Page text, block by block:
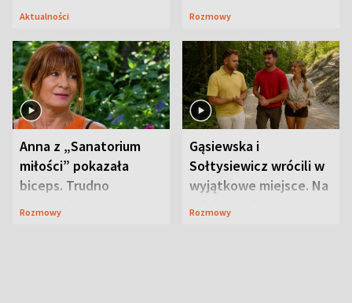
Aktualności
zapowiada
Rozmowy
Anna z „Sanatorium
miłości” pokazała
biceps. Trudno
uwierzyć, co przeszła
Rozmowy
Gąsiewska i
Sołtysiewicz wrócili w
wyjątkowe miejsce. Na
szlaku czekał
Rozmowy